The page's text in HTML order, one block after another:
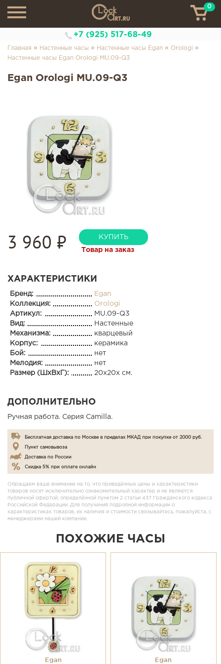
+7 (925) 517-68-49
ТН
0
Главная » Настенные часы » Настенные часы Egan » Orologi »
Настенные часы Egan Orologi MU.09-Q3
Egan Orologi MU.09-Q3
3 960 ₽ КУПИТЬ
Товар на заказ
ХАРАКТЕРИСТИКИ
Бренд:
Egan
Коллекция:
Orologi
Артикул:
MU.09-Q3
Вид:
Настенные
Механизма:
кварцевый
Корпус:
керамика
Бой:
нет
Мелодия:
нет
Размер (ШхВхГ):
20x20x см.
ДОПОЛНИТЕЛЬНО
Ручная работа. Серия Camilla.
Бесплатная доставка по Москве в пределах МКАД при покупке от 2000 руб.
Пункт самовывоза
Доставка по России
Скидка 5% при оплате онлайн
Обращаем ваше внимание на то, что приведённые цены и характеристики
товаров носят исключительно ознакомительный характер и не являются
публичной офертой, определённой пунктом 2 статьи 437 Гражданского кодекса
Российской Федерации. Для получения подробной информации о
характеристиках товаров, их наличия и стоимости связывайтесь, пожалуйста, с
менеджерами нашей компании.
ПОХОЖИЕ ЧАСЫ
Egan Egan